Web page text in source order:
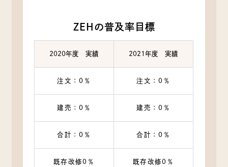
ZEHの普及率目標
2020年度 実績 2021年度 実績
注文：0％ 注文：0％
建売：0％ 建売：0％
合計：0％ 合計：0％
既存改修0％ 既存改修0％